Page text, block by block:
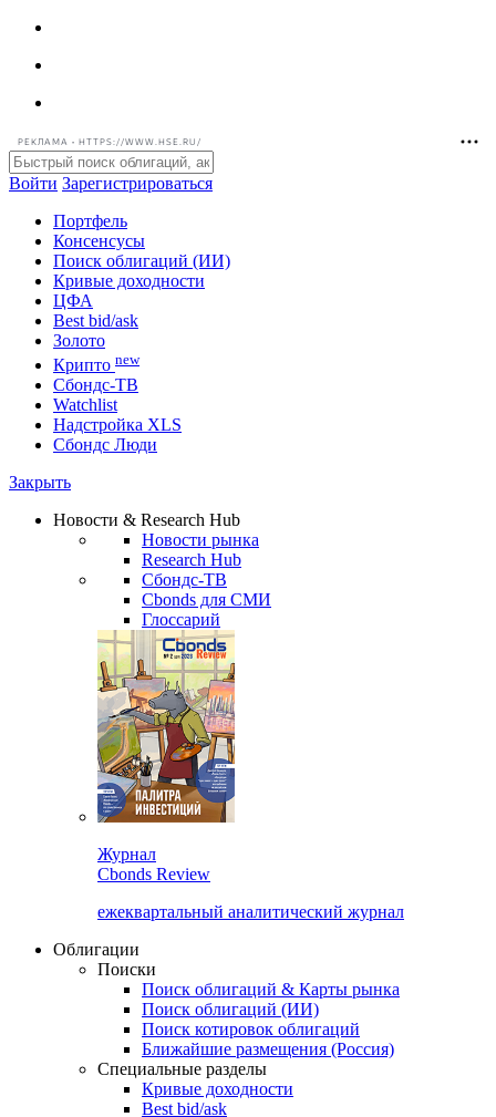
РЕКЛАМА • HTTPS://WWW.HSE.RU/
Войти Зарегистрироваться
Портфель
Консенсусы
Поиск облигаций (ИИ)
Кривые доходности
ЦФА
Best bid/ask
Золото
Крипто new
Watchlist
Сбондс Люди
Новости & Research Hub
Новости рынка
Research Hub
Сбондс-ТВ
Cbonds для СМИ
Глоссарий
Cbonds Review
ежеквартальный аналитический журнал
Облигации
Поиски
Поиск облигаций & Карты рынка
Поиск облигаций (ИИ)
Поиск котировок облигаций